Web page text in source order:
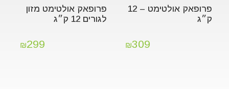
פרופאק אולטימט – 12
ק״ג
₪309
פרופאק אולטימט מזון
לגורים 12 ק״ג
₪299